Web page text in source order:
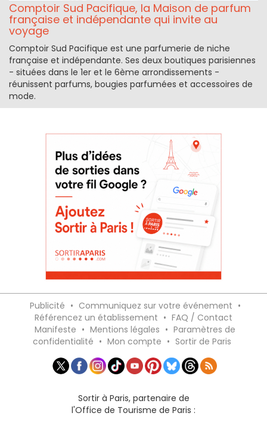
Comptoir Sud Pacifique, la Maison de parfum
française et indépendante qui invite au
voyage
Comptoir Sud Pacifique est une parfumerie de niche
française et indépendante. Ses deux boutiques parisiennes
- situées dans le 1er et le 6ème arrondissements -
réunissent parfums, bougies parfumées et accessoires de
mode.
Publicité • Communiquez sur votre événement •
Référencez un établissement • FAQ / Contact
Manifeste • Mentions légales • Paramètres de
confidentialité • Mon compte • Sortir de Paris
Sortir à Paris, partenaire de
l'Office de Tourisme de Paris :